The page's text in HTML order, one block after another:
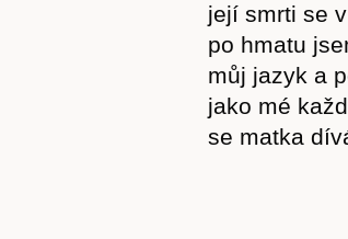
její smrti se
po hmatu
můj jazyk a
jako mé
se matka